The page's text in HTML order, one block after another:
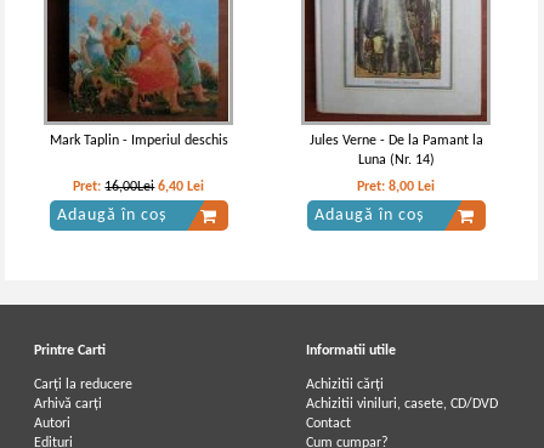
Mark Taplin - Imperiul deschis
Pret:16,00Lei 6,40 Lei
Adaugă în coș
Jules Verne - De la Pamant la
Luna (Nr. 14)
Pret:8,00 Lei
Adaugă în coș
Printre Carti
Carți la reducere
Arhivă carți
Autori
Edituri
Informatii utile
Achizitii cărți
Achizitii viniluri, casete, CD/DVD
Contact
Cum cumpar?